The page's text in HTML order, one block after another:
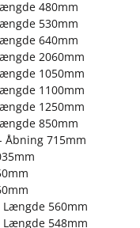
480mm
530mm
640mm
2060mm
1050mm
1100mm
1250mm
850mm
Åbning 715mm
560mm
548mm